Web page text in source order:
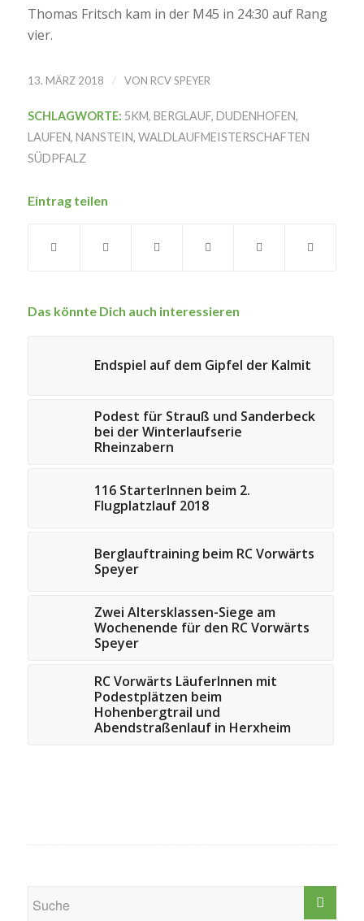
Thomas Fritsch kam in der M45 in 24:30 auf Rang
vier.
13. MÄRZ 2018 / VON RCV SPEYER
SCHLAGWORTE: 5KM, BERGLAUF, DUDENHOFEN,
LAUFEN, NANSTEIN, WALDLAUFMEISTERSCHAFTEN
SÜDPFALZ
Eintrag teilen
Das könnte Dich auch interessieren
Endspiel auf dem Gipfel der Kalmit
Podest für Strauß und Sanderbeck
bei der Winterlaufserie
Rheinzabern
116 StarterInnen beim 2.
Flugplatzlauf 2018
Berglauftraining beim RC Vorwärts
Speyer
Zwei Altersklassen-Siege am
Wochenende für den RC Vorwärts
Speyer
RC Vorwärts LäuferInnen mit
Podestplätzen beim
Hohenbergtrail und
Abendstraßenlauf in Herxheim